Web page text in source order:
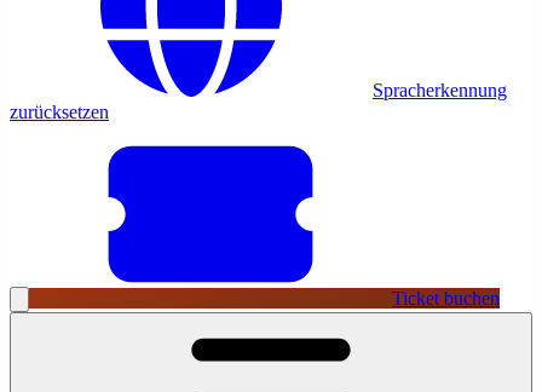
Spracherkennung
zurücksetzen
Ticket buchen